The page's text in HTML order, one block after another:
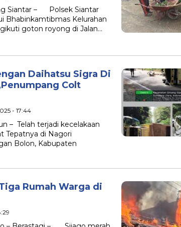
Siantar – Polsek Siantar
Bhabinkamtibmas Kelurahan
goton royong di Jalan…
Daihatsu Sigra Di
Colt
- 17:44
– Telah terjadi kecelakaan
Tepatnya di Nagori
Bolon, Kabupaten
Rumah Warga di